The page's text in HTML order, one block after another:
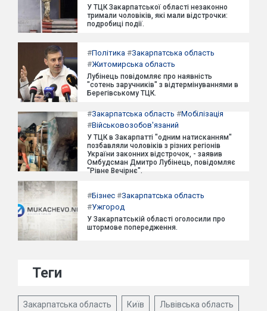
У ТЦК Закарпатської області незаконно
тримали чоловіків, які мали відстрочки:
подробиці події.
#Політика #Закарпатська область
#Житомирська область
Лубінець повідомляє про наявність
"сотень заручників" з відтермінуваннями в
Берегівському ТЦК.
#Закарпатська область #Мобілізація
#Військовозобов'язаний
У ТЦК в Закарпатті "одним натисканням"
позбавляли чоловіків з різних регіонів
України законних відстрочок, - заявив
Омбудсман Дмитро Лубінець, повідомляє
"Рівне Вечірнє".
#Бізнес #Закарпатська область
#Ужгород
У Закарпатській області оголосили про
штормове попередження.
Теги
Закарпатська область Київ Львівська область